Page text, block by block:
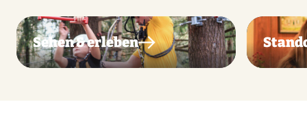
Sehen & erleben